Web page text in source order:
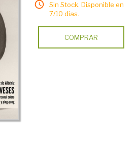
Sin Stock. Disponible en
7/10 días.
COMPRAR